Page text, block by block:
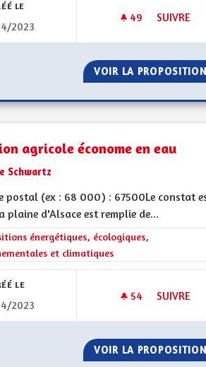
LE
2023
49 49 ABONNÉS
SUIVRE
VOIR LA PROPOSITION
agricole économe en eau
Schwartz
postal (ex : 68 000) : 67500Le constat
plaine d'Alsace est remplie de...
résultats de la catégorie : Les transitions
énergétiques, écologiques,
et climatiques
LE
2023
54 54 ABONNÉS
SUIVRE
VOIR LA PROPOSITION